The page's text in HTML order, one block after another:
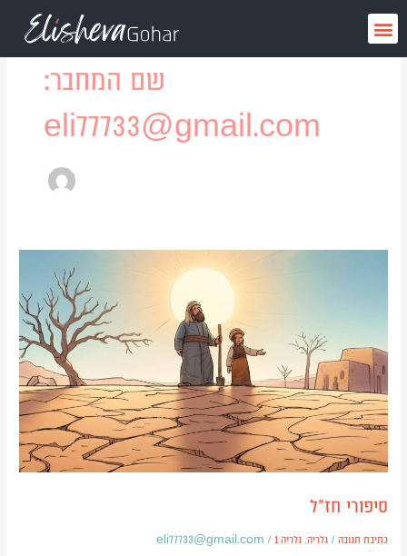
לתוכן תפריט
שם המחבר:
eli77733@gmail.com
סיפורי חז"ל
כתיבת תגובה /גלריה,גלריה 1 /
eli77733@gmail.com
pagination